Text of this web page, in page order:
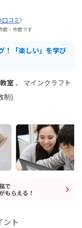
コミ）
数・件数です
！「楽しい」を学び
室
マインクラフト
制)
で
もらえる！
ント